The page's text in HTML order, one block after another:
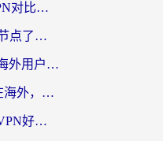
ChickCN VPN和畅游VPN对比哪个回国效果更好？海外党必看的回国加速器选择指南
别再苦苦寻找免费VPN节点了，这才是海外访问国内资源的正确姿势
别再被地区限制卡哭！海外用户vpn中国下载全攻略，无缝刷剧办公社交
App Store VPN 推荐：在海外，如何找回那扇回家的“任意门”？
海外党实测：雷神手游VPN好用吗？和闪电VPN对比哪个回国效果更好？附小众工具深度测评